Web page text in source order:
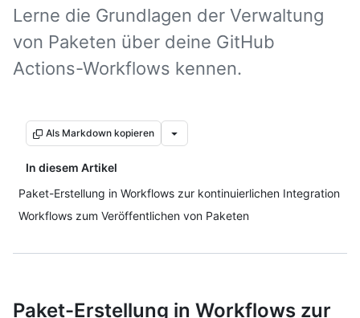
Lerne die Grundlagen der Verwaltung
von Paketen über deine GitHub
Actions-Workflows kennen.
Als Markdown kopieren
In diesem Artikel
Paket-Erstellung in Workflows zur kontinuierlichen Integration
Workflows zum Veröffentlichen von Paketen
Paket-Erstellung in Workflows zur